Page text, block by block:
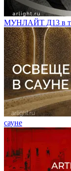
МУНЛАЙТ Д13 в
сауне